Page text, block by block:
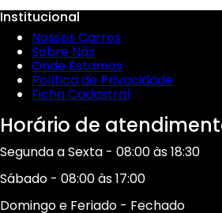
Institucional
Nossos Carros
Sobre Nós
Onde Estamos
Política de Privacidade
Ficha Cadastral
Horário de
Segunda a Sexta - 08:00 às 18:30
Sábado - 08:00 às 17:00
Domingo e Feriado - Fechado